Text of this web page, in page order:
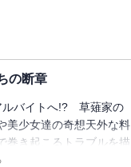
の断章
ルバイトへ!? 草薙家の
美少女達の奇想天外な料
巻き起こるトラブルを描
、果ては常識外れのギャ